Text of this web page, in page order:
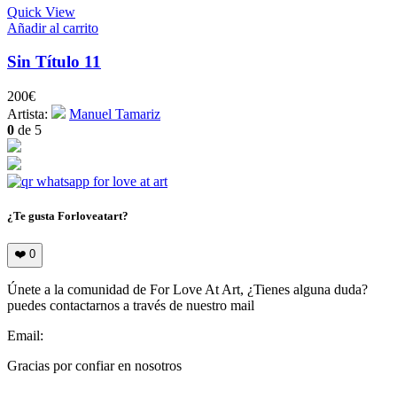
Quick View
Añadir al carrito
Sin Título 11
200€
Artista:
Manuel Tamariz
0 de 5
¿Te gusta Forloveatart?
❤️ 0
Únete a la comunidad de For Love At Art, ¿Tienes alguna duda?
puedes contactarnos a través de nuestro mail
Email:
Gracias por confiar en nosotros